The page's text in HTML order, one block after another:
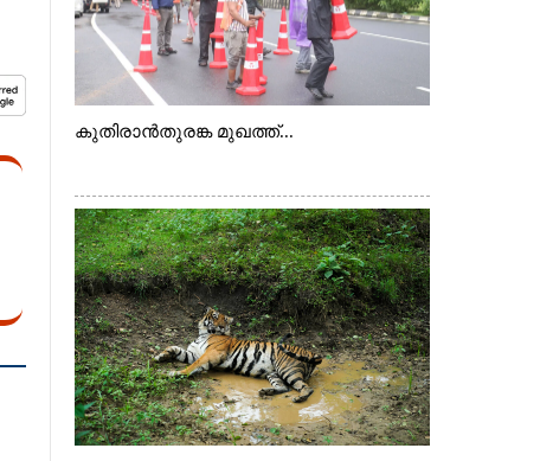
കുതിരാൻതുരങ്ക മുഖത്ത്...